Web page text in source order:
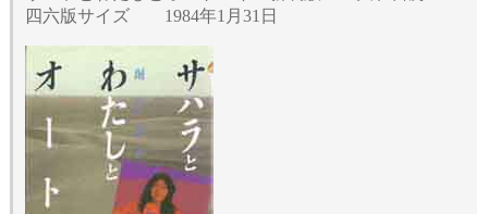
四六版サイズ 1984年1月31日